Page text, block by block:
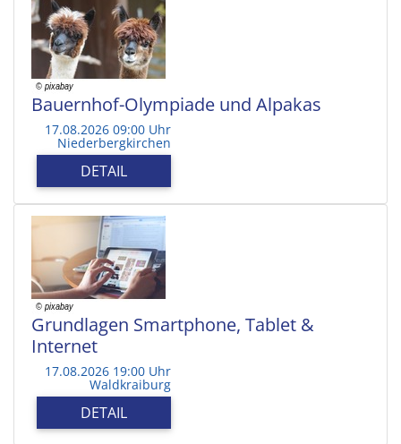
Bauernhof-Olympiade und Alpakas
17.08.2026 09:00 Uhr
Niederbergkirchen
DETAIL
Grundlagen Smartphone, Tablet &
Internet
17.08.2026 19:00 Uhr
Waldkraiburg
DETAIL